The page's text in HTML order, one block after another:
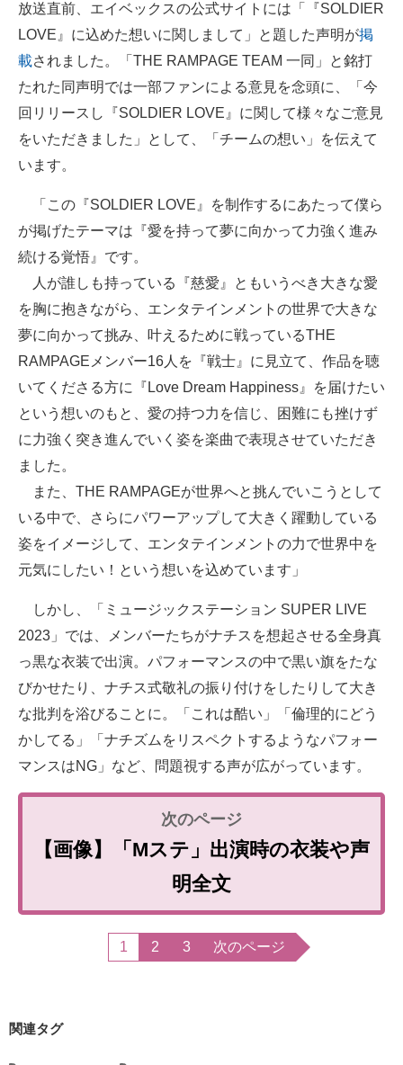
放送直前、エイベックスの公式サイトには「『SOLDIER
LOVE』に込めた想いに関しまして」と題した声明が掲
載されました。「THE RAMPAGE TEAM 一同」と銘打
たれた同声明では一部ファンによる意見を念頭に、「今
回リリースし『SOLDIER LOVE』に関して様々なご意見
をいただきました」として、「チームの想い」を伝えて
います。
「この『SOLDIER LOVE』を制作するにあたって僕ら
が掲げたテーマは『愛を持って夢に向かって力強く進み
続ける覚悟』です。
人が誰しも持っている『慈愛』ともいうべき大きな愛
を胸に抱きながら、エンタテインメントの世界で大きな
夢に向かって挑み、叶えるために戦っているTHE
RAMPAGEメンバー16人を『戦士』に見立て、作品を聴
いてくださる方に『Love Dream Happiness』を届けたい
という想いのもと、愛の持つ力を信じ、困難にも挫けず
に力強く突き進んでいく姿を楽曲で表現させていただき
ました。
また、THE RAMPAGEが世界へと挑んでいこうとして
いる中で、さらにパワーアップして大きく躍動している
姿をイメージして、エンタテインメントの力で世界中を
元気にしたい！という想いを込めています」
しかし、「ミュージックステーション SUPER LIVE
2023」では、メンバーたちがナチスを想起させる全身真
っ黒な衣装で出演。パフォーマンスの中で黒い旗をたな
びかせたり、ナチス式敬礼の振り付けをしたりして大き
な批判を浴びることに。「これは酷い」「倫理的にどう
かしてる」「ナチズムをリスペクトするようなパフォー
マンスはNG」など、問題視する声が広がっています。
【画像】「Mステ」出演時の衣装や声
明全文
1 2 3 次のページ
関連タグ